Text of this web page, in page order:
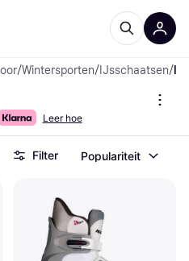
/Wintersporten/ IJsschaatsen/
Leer hoe
Filter Populariteit